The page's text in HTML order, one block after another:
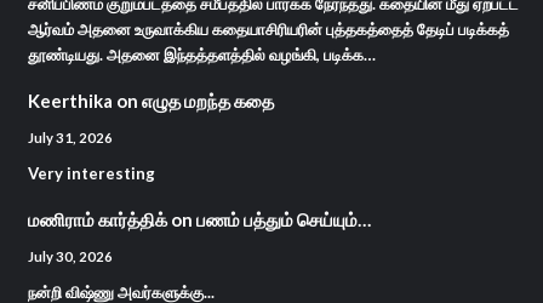
ஆர்வம் அதனை உருவாக்கிய கதையாசிரியரின் புத்தகத்தைத் தேடிப் படிக்கத்
தூண்டியது. அதனை இந்தத்தளத்தில் வழங்கி, படிக்க…
Keerthika on எழுத மறந்த கதை
July 31, 2026
Very interesting
மணிராம் கார்த்திக்on பணம் பத்தும் செய்யும்…
July 30, 2026
நன்றி விஷ்ணு அவர்களுக்கு...